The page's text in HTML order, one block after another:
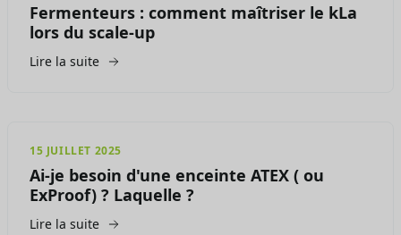
Fermenteurs : comment maîtriser le kLa
lors du scale-up
Lire la suite
15 JUILLET 2025
Ai-je besoin d'une enceinte ATEX ( ou
ExProof) ? Laquelle ?
Lire la suite